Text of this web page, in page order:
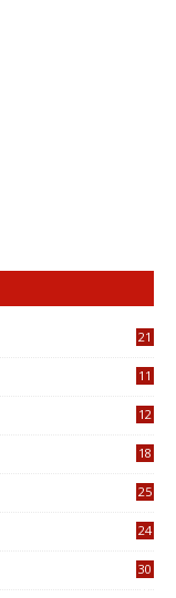
21
11
12
18
25
24
30